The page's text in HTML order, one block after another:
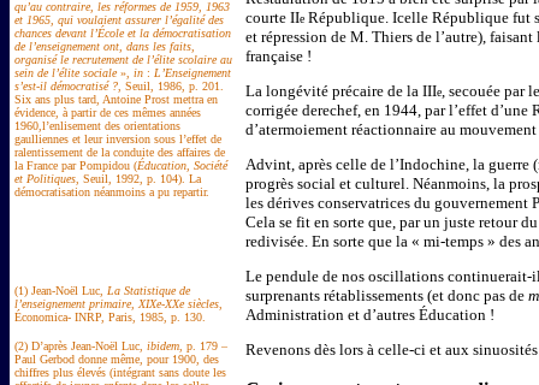
qu’au contraire, les réformes de 1959, 1963
et 1965, qui voulaient assurer l’égalité des
chances devant l’École et la démocratisation
de l’enseignement ont, dans les faits,
organisé le recrutement de l’élite scolaire au
sein de l’élite sociale», in : L’Enseignement
s’est-il démocratisé ? , Seuil, 1986, p. 201.
Six ans plus tard, Antoine Prost mettra en
évidence, à partir de ces mêmes années
1960,l’enlisement des orientations
gaulliennes et leur inversion sous l’effet de
ralentissement de la conduite des affaires de
la France par Pompidou (Éducation, Société
et Politiques , Seuil, 1992, p. 104). La
démocratisation néanmoins a pu repartir.
(1) Jean-Noël Luc, La Statistique de
l’enseignement primaire, XIXe-XXe siècles
Économica- INRP, Paris, 1985, p. 130.
(2) D’après Jean-Noël Luc, ibidem , p. 179 –
Paul Gerbod donne même, pour 1900, des
chiffres plus élevés (intégrant sans doute les
courte IIe République. Icelle République fut
et répression de M. Thiers de l’autre),
française !
La longévité précaire de la IIIe, secouée par
corrigée derechef, en 1944, par l’effet d’une
d’atermoiement réactionnaire au
Advint, après celle de l’Indochine, la guerre
progrès social et culturel. Néanmoins, la
les dérives conservatrices du gouvernement
Cela se fit en sorte que, par un juste retour
redivisée. En sorte que la « mi-temps » des
Le pendule de nos oscillations continuerait-il
surprenants rétablissements (et donc pas de
Administration et d’autres Éducation !
Revenons dès lors à celle-ci et aux